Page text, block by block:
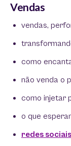
Vendas
vendas,
como
não venda o
como injetar
o que
redes sociais